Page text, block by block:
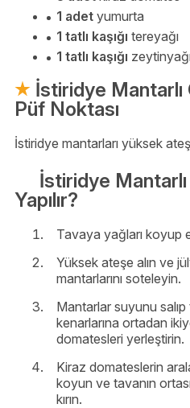
1 adet yumurta
1 tatlı kaşığı tereyağı
1 tatlı kaşığı zeytinyağı
İstiridye
Püf Noktası
İstiridye mantarları yüksek
İstiridye
Yapılır?
Tavaya yağları koyup
Yüksek ateşe alın ve
mantarlarını soteleyin.
Mantarlar suyunu
kenarlarına ortadan
domatesleri yerleştirin.
Kiraz domateslerin
koyun ve tavanın
kırın.